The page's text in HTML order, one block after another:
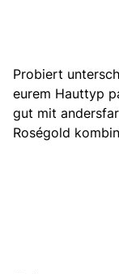
Probiert
eurem Hauttyp
gut mit
Roségold